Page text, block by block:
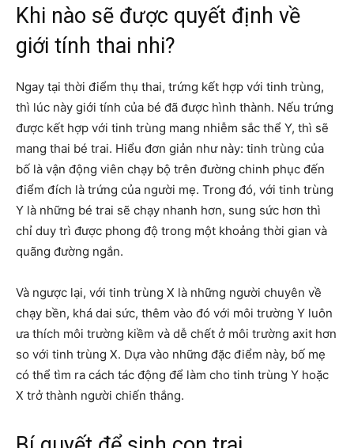
Khi nào sẽ được quyết định về
giới tính thai nhi?
Ngay tại thời điểm thụ thai, trứng kết hợp với tinh trùng,
thì lúc này giới tính của bé đã được hình thành. Nếu trứng
được kết hợp với tinh trùng mang nhiễm sắc thể Y, thì sẽ
mang thai bé trai. Hiểu đơn giản như này: tinh trùng của
bố là vận động viên chạy bộ trên đường chinh phục đến
điểm đích là trứng của người mẹ. Trong đó, với tinh trùng
Y là những bé trai sẽ chạy nhanh hơn, sung sức hơn thì
chỉ duy trì được phong độ trong một khoảng thời gian và
quãng đường ngắn.
Và ngược lại, với tinh trùng X là những người chuyên về
chạy bền, khá dai sức, thêm vào đó với môi trường Y luôn
ưa thích môi trường kiềm và dễ chết ở môi trường axit hơn
so với tinh trùng X. Dựa vào những đặc điểm này, bố mẹ
có thể tìm ra cách tác động để làm cho tinh trùng Y hoặc
X trở thành người chiến thắng.